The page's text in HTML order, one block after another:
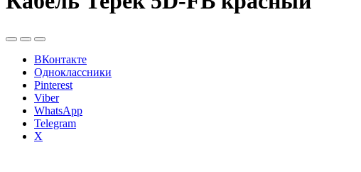
ВКонтакте
Одноклассники
Pinterest
Viber
WhatsApp
Telegram
X